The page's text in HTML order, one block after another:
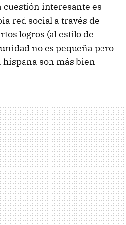
cuestión interesante es
red social a través de
logros (al estilo de
no es pequeña pero
hispana son más bien